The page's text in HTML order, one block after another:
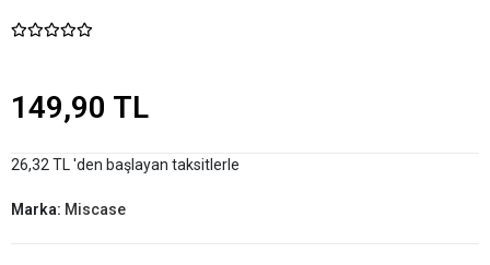
149,90 TL
26,32 TL 'den başlayan taksitlerle
Marka: Miscase